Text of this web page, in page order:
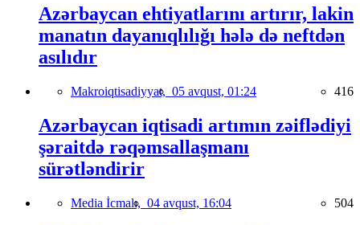
Azərbaycan ehtiyatlarını artırır, lakin
manatın dayanıqlılığı hələ də neftdən
asılıdır
Makroiqtisadiyyat, 05 avqust, 01:24 416
Azərbaycan iqtisadi artımın zəiflədiyi
şəraitdə rəqəmsallaşmanı
sürətləndirir
Media İcmalı, 04 avqust, 16:04 504